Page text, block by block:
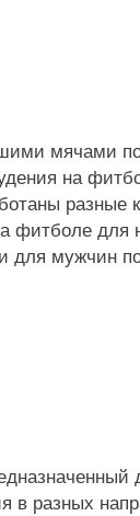
10 рецептов
неудачи —
– похудение на
мячами
на
фитболе
для мужчин
в разных